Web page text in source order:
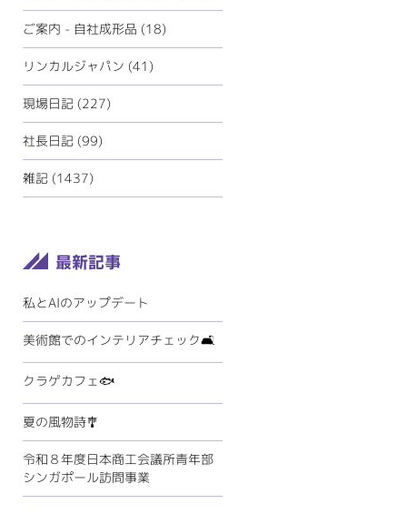
ご案内 - 自社成形品 (18)
リンカルジャパン (41)
現場日記 (227)
社長日記 (99)
雑記 (1437)
私とAIのアップデート
美術館でのインテリアチェック🛋️
クラゲカフェ🐟
夏の風物詩🎐
令和８年度日本商工会議所青年部
シンガポール訪問事業